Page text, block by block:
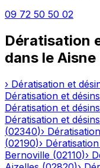
09 72 50 50 02
Dératisation
dans le Aisne
› Dératisation et
Dératisation et
Dératisation et
Dératisation et
(02340)›
(02190)›
Bernoville (02110)›